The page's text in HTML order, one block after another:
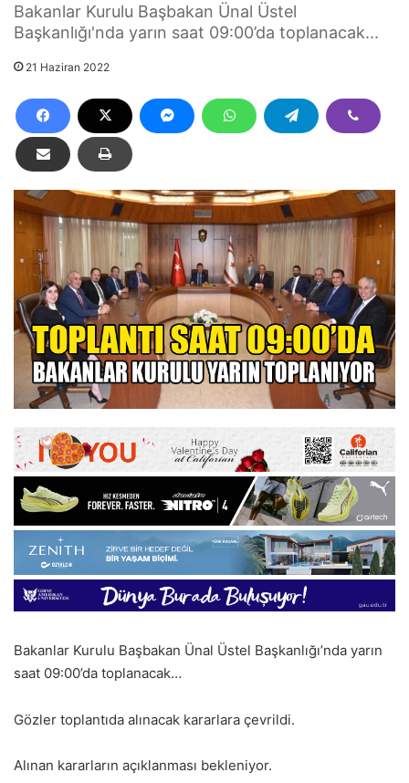
Bakanlar Kurulu Başbakan Ünal Üstel
Başkanlığı'nda yarın saat 09:00’da toplanacak...
21 Haziran 2022
Bakanlar Kurulu Başbakan Ünal Üstel Başkanlığı’nda yarın
saat 09:00’da toplanacak…
Gözler toplantıda alınacak kararlara çevrildi.
Alınan kararların açıklanması bekleniyor.